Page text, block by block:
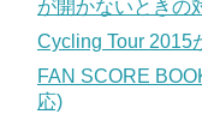
が開かないときの
Cycling Tour 2015
FAN SCORE
応)